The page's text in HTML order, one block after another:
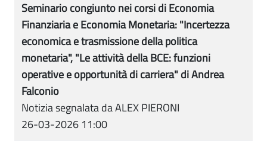
Seminario congiunto nei corsi di Economia
Finanziaria e Economia Monetaria: "Incertezza
economica e trasmissione della politica
monetaria", "Le attività della BCE: funzioni
operative e opportunità di carriera" di Andrea
Falconio
Notizia segnalata da ALEX PIERONI
26-03-2026 11:00